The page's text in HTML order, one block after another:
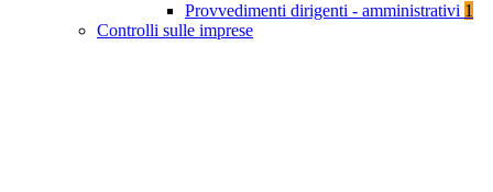
Provvedimenti dirigenti - amministrativi 1
Controlli sulle imprese